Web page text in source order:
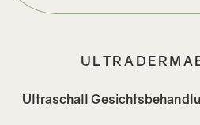
Ultraschall